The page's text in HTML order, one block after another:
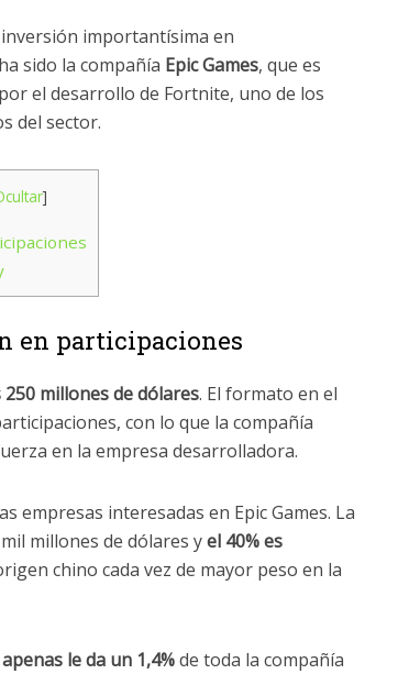
importantísima en
sido la compañía Epic Games, que es
el desarrollo de Fortnite, uno de los
del sector.
]
en participaciones
millones de dólares. El formato en el
con lo que la compañía
en la empresa desarrolladora.
empresas interesadas en Epic Games. La
millones de dólares yel 40% es
chino cada vez de mayor peso en la
le da un 1,4%de toda la compañía